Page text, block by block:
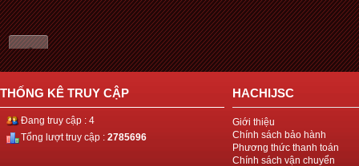
THỐNG KÊ TRUY CẬP
Đang truy cập : 4
Tổng lượt truy cập : 2785696
HACHIJSC
Giới thiệu
Chính sách bảo hành
Phương thức thanh toán
Chính sách vận chuyển